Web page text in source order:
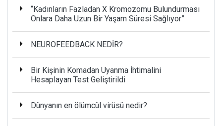
“Kadınların Fazladan X Kromozomu Bulundurması
Onlara Daha Uzun Bir Yaşam Süresi Sağlıyor”
NEUROFEEDBACK NEDİR?
Bir Kişinin Komadan Uyanma İhtimalini
Hesaplayan Test Geliştirildi
Dünyanın en ölümcül virüsü nedir?